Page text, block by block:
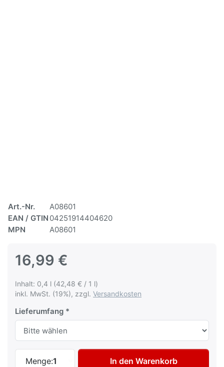
Art.-Nr.
A08601
EAN / GTIN 04251914404620
MPN
A08601
16,99 €
Inhalt: 0,4 l (42,48 € / 1 l)
inkl. MwSt. (19%), zzgl. Versandkosten
Lieferumfang
Menge:1
Autolack Spraydose für Ford 6DYEWWA
In den Warenkorb